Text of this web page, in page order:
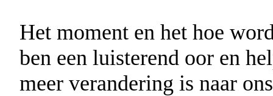
Het moment en het hoe
ben een luisterend oor en
meer verandering is naar